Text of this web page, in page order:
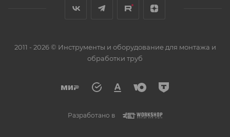
2011 - 2026 © Инструменты и оборудование для монтажа и
обработки труб
Разработано в